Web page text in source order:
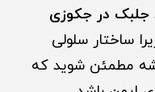
جلبک در جکوزی
ساختار سلولی
مطمئن شوید که